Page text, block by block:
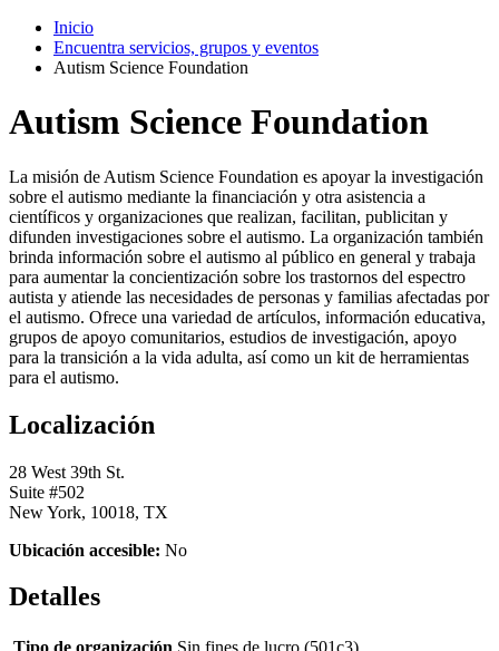
Inicio
Encuentra servicios, grupos y eventos
Autism Science Foundation
Autism Science Foundation
La misión de Autism Science Foundation es apoyar la investigación
sobre el autismo mediante la financiación y otra asistencia a
científicos y organizaciones que realizan, facilitan, publicitan y
difunden investigaciones sobre el autismo. La organización también
brinda información sobre el autismo al público en general y trabaja
para aumentar la concientización sobre los trastornos del espectro
autista y atiende las necesidades de personas y familias afectadas por
el autismo. Ofrece una variedad de artículos, información educativa,
grupos de apoyo comunitarios, estudios de investigación, apoyo
para la transición a la vida adulta, así como un kit de herramientas
para el autismo.
Localización
28 West 39th St.
Suite #502
New York, 10018, TX
Ubicación accesible: No
Detalles